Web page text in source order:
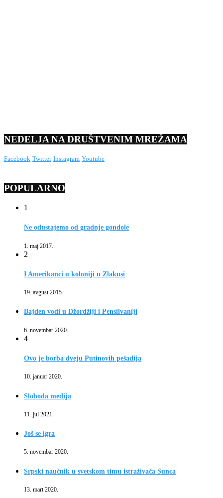
NEDELJA NA DRUŠTVENIM MREŽAMA
Facebook Twitter Instagram Youtube
POPULARNO
1
Ne odustajemo od gradnje gondole
1. maj 2017.
2
I Amerikanci u koloniji u Zlakusi
19. avgust 2015.
Bajden vodi u Džordžiji i Pensilvaniji
6. novembar 2020.
4
Ovo je borba dveju Putinovih pešadija
10. januar 2020.
Sloboda medija
11. jul 2021.
Još se igra
5. novembar 2020.
Srpski naučnik u svetskom timu istraživača Sunca
13. mart 2020.